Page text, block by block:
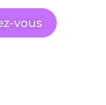
vous